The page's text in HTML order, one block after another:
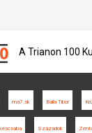
A Trianon 100
ma7.sk Balla Tibor
Századok